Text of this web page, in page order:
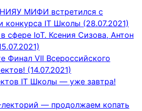
МИФИ встретился с
конкурса IT Школы (28.07.2021)
сфере IoT. Ксения Сизова, Антон
Финал VII Всероссийского
(14.07.2021)
IT Школы — уже завтра!
— продолжаем копать